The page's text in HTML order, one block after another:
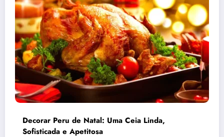
Decorar Peru de Natal: Uma Ceia Linda,
Sofisticada e Apetitosa